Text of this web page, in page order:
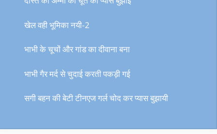
खेल वही भूमिका नयी-2
भाभी के चूचों और गांड का दीवाना बना
भाभी गैर मर्द से चुदाई करती पकड़ी गई
सगी बहन की बेटी टीनएज गर्ल चोद कर प्यास बुझायी